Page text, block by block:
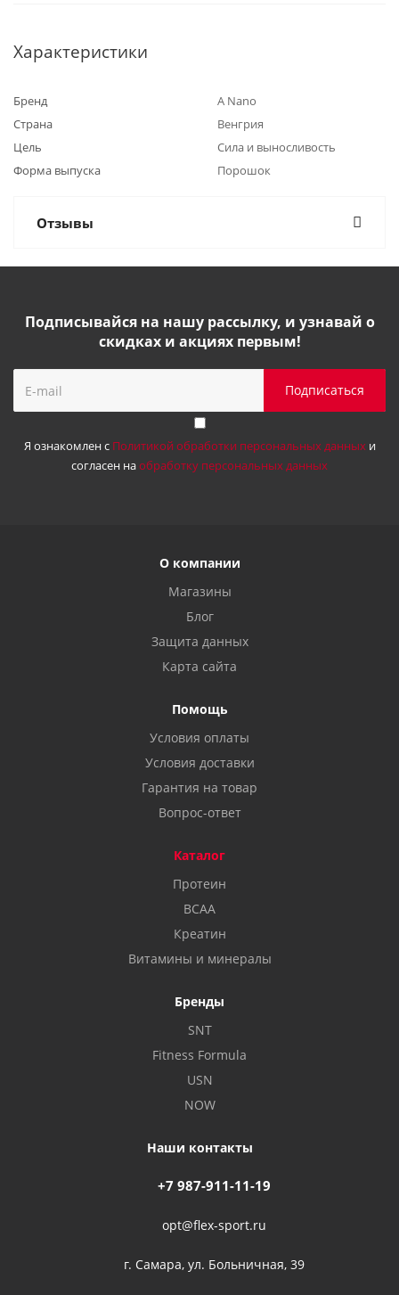
Характеристики
Бренд
A Nano
Страна
Венгрия
Цель
Сила и выносливость
Форма выпуска
Порошок
Отзывы
Подписывайся на нашу рассылку, и узнавай о
скидках и акциях первым!
Я ознакомлен с Политикой обработки персональных данныхи
согласен наобработку персональных данных
О компании
Магазины
Блог
Защита данных
Карта сайта
Помощь
Условия оплаты
Условия доставки
Гарантия на товар
Вопрос-ответ
Каталог
Протеин
BCAA
Креатин
Витамины и минералы
Бренды
SNT
Fitness Formula
USN
NOW
Наши контакты
+7 987-911-11-19
opt@flex-sport.ru
г. Самара, ул. Больничная, 39